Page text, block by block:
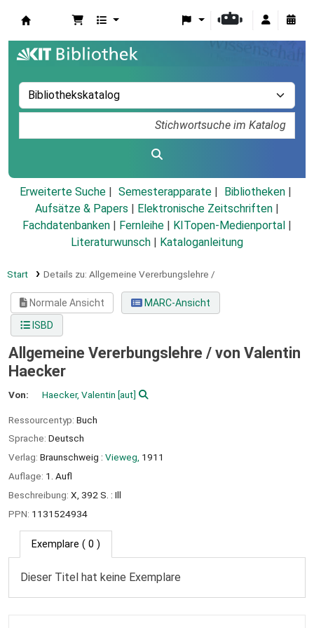
Erweiterte Suche Semesterapparate
Bibliotheken
Aufsätze & Papers
Elektronische Zeitschriften
Fachdatenbanken
Fernleihe KITopen-Medienportal
Literaturwunsch
Kataloganleitung
Start Details zu: Allgemeine Vererbungslehre /
Normale Ansicht
MARC-Ansicht
ISBD
Allgemeine Vererbungslehre / von Valentin
Haecker
Von: Haecker, Valentin [aut]
Ressourcentyp: Buch
Sprache: Deutsch
Verlag: Braunschweig : Vieweg, 1911
Auflage: 1. Aufl
Beschreibung: X, 392 S. : Ill
PPN: 1131524934
Exemplare ( 0 )
Dieser Titel hat keine Exemplare